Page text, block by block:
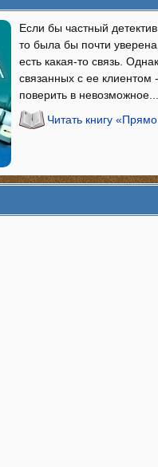
Если бы частный
то была бы почти
есть какая-то связь.
связанных с ее клиентом
поверить в невозможное...
Читать книгу